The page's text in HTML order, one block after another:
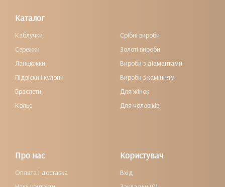
Каталог
Каблучки
Сережки
Ланцюжки
Підвіски і кулони
Браслети
Кольє
Срібні вироби
Золоті вироби
Вироби з діамантами
Вироби з камінням
Для жінок
Для чоловіків
Про нас
Оплата і доставка
Користувач
Вхід